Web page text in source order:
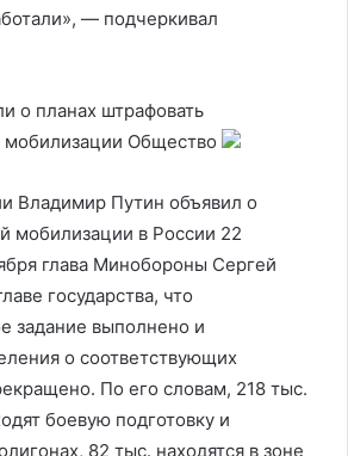
— подчеркивал
о планах штрафовать
мобилизации Общество
Владимир Путин объявил о
мобилизации в России 22
глава Минобороны Сергей
государства, что
задание выполнено и
о соответствующих
По его словам, 218 тыс.
боевую подготовку и
82 тыс. находятся в зоне